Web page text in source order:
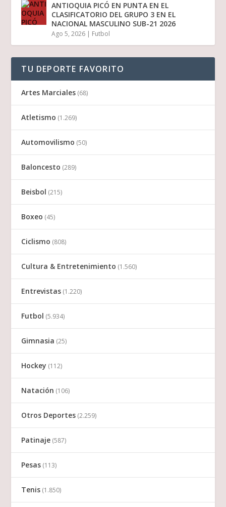
ANTIOQUIA PICÓ EN PUNTA EN EL
CLASIFICATORIO DEL GRUPO 3 EN EL
NACIONAL MASCULINO SUB-21 2026
Ago 5, 2026 | Futbol
TU DEPORTE FAVORITO
Artes Marciales (68)
Atletismo (1.269)
Automovilismo (50)
Baloncesto (289)
Beisbol (215)
Boxeo (45)
Ciclismo (808)
Cultura & Entretenimiento (1.560)
Entrevistas (1.220)
Futbol (5.934)
Gimnasia (25)
Hockey (112)
Natación (106)
Otros Deportes (2.259)
Patinaje (587)
Pesas (113)
Tenis (1.850)